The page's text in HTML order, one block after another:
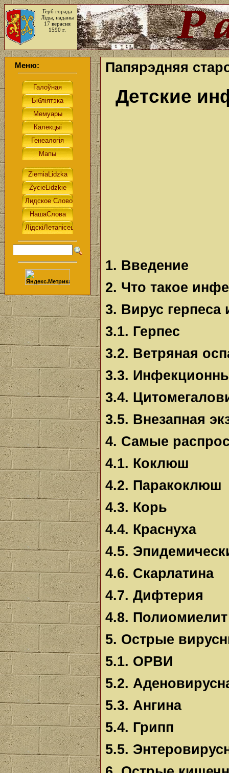
Герб горада
Ліды, наданы
17 верасня
1590 г.
Меню: Папярэдняя
Детские
1. Введение
2. Что такое
3. Вирус
3.1. Герпес
3.2. Ветряная
3.3.
3.4.
3.5. Внезапная
4. Самые
4.1. Коклюш
4.2. Паракоклюш
4.3. Корь
4.4. Краснуха
4.5.
4.6. Скарлатина
4.7. Дифтерия
4.8. Полиомиелит
5. Острые
5.1. ОРВИ
5.2.
5.3. Ангина
5.4. Грипп
5.5.